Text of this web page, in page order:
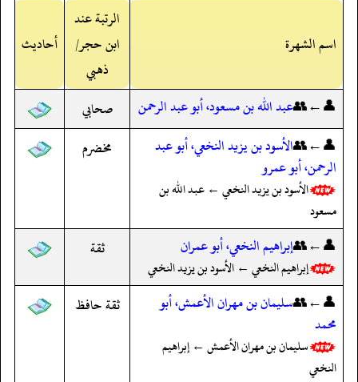
اسم الشهرة
الرتبة عند
ابن حجر/
ذهبي
أحاديث
👤←👥عبد الله بن مسعود، أبو عبد الرحمن
صحابي
👤←👥الأسود بن يزيد النخعي، أبو عبد
الرحمن، أبو عمرو
الأسود بن يزيد النخعي ← عبد الله بن
مسعود
مخضرم
👤←👥إبراهيم النخعي، أبو عمران
إبراهيم النخعي ← الأسود بن يزيد النخعي
ثقة
👤←👥سليمان بن مهران الأعمش، أبو
محمد
سليمان بن مهران الأعمش ← إبراهيم
النخعي
ثقة حافظ